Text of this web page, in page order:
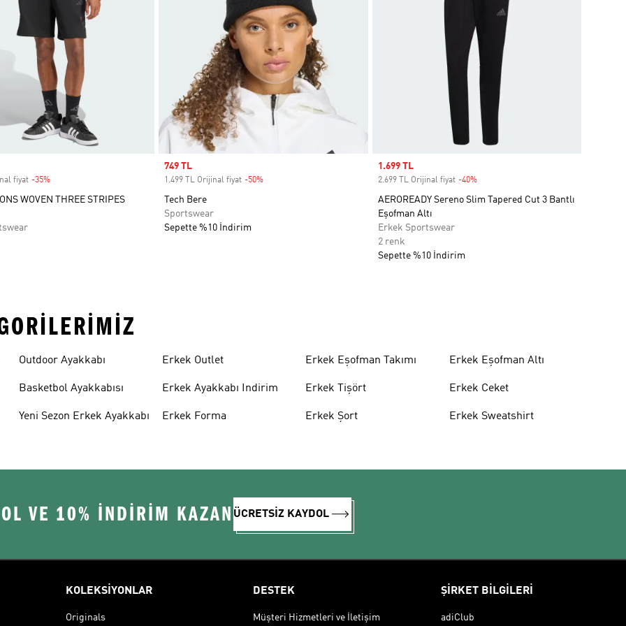
fiyat -35%Discount
WOVEN THREE STRIPES
Sale price
749 TL
1.499 TL Orijinal fiyat -50%
Tech Bere
Sportswear
Sepette %10 İndirim
Sale price
1.699 TL
2.699 TL Orijinal fiyat -40%Discount
AEROREADY Sereno Slim Tapered Cut 3 Bantlı
Eşofman Altı
Erkek Sportswear
2 renk
Sepette %10 İndirim
Outdoor Ayakkabı
Basketbol Ayakkabısı
Yeni Sezon Erkek Ayakkabı
Erkek Outlet
Erkek Ayakkabı Indirim
Erkek Forma
Erkek Eşofman Takımı
Erkek Tişört
Erkek Şort
Erkek Eşofman Altı
Erkek Ceket
Erkek Sweatshirt
VE 10% İNDİRİM KAZAN ÜCRETSİZ KAYDOL
KOLEKSİYONLAR
Originals
DESTEK
Müşteri Hizmetleri ve İletişim
ŞİRKET BİLGİLERİ
adiClub